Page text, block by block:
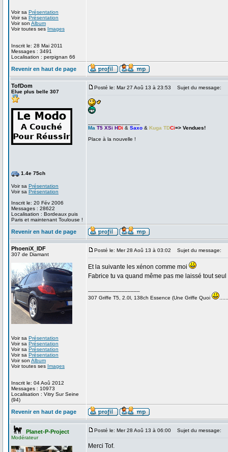
Voir sa Présentation
Voir sa Présentation
Voir son Album
Voir toutes ses Images
Inscrit le: 28 Mai 2011
Messages : 3491
Localisation : perpignan 66
Revenir en haut de page
TofDom
Elue plus belle 307
1.4e 75ch
Voir sa Présentation
Voir sa Présentation
Inscrit le: 20 Fév 2006
Messages : 28622
Localisation : Bordeaux puis
Paris et maintenant Toulouse !
Posté le: Mar 27 Aoû 13 à 23:53 Sujet du message:
Ma T5 XSi HDi & Saxo & Kuga TDCi=> Vendues!
Place à la nouvelle !
Revenir en haut de page
PhoeniX_IDF
307 de Diamant
Voir sa Présentation
Voir sa Présentation
Voir sa Présentation
Voir sa Présentation
Voir son Album
Voir toutes ses Images
Inscrit le: 04 Aoû 2012
Messages : 10973
Localisation : Vitry Sur Seine
(94)
Posté le: Mer 28 Aoû 13 à 03:02 Sujet du message:
Et la suivante les xénon comme moi
Fabrice tu va quand même pas me laissé tout
307 Griffe T5, 2.0l, 138ch Essence (Une Griffe Quoi
Revenir en haut de page
Planet-P-Project
Modérateur
Posté le: Mer 28 Aoû 13 à 06:00 Sujet du message:
Merci Tof.